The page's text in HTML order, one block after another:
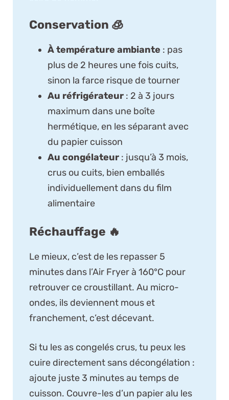
Conservation 🧊
À température ambiante : pas
plus de 2 heures une fois cuits,
sinon la farce risque de tourner
Au réfrigérateur : 2 à 3 jours
maximum dans une boîte
hermétique, en les séparant avec
du papier cuisson
Au congélateur : jusqu’à 3 mois,
crus ou cuits, bien emballés
individuellement dans du film
alimentaire
Réchauffage 🔥
Le mieux, c’est de les repasser 5
minutes dans l’Air Fryer à 160°C pour
retrouver ce croustillant. Au micro-
ondes, ils deviennent mous et
franchement, c’est décevant.
Si tu les as congelés crus, tu peux les
cuire directement sans décongélation :
ajoute juste 3 minutes au temps de
cuisson. Couvre-les d’un papier alu les